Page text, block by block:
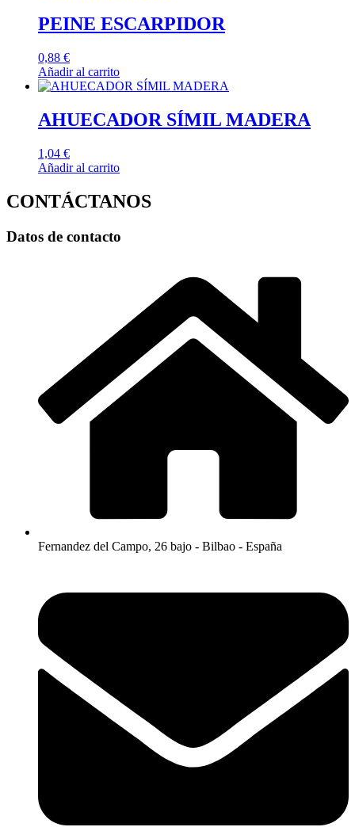
PEINE ESCARPIDOR
0,88 €
Añadir al carrito
AHUECADOR SÍMIL MADERA
1,04 €
Añadir al carrito
CONTÁCTANOS
Datos de contacto
Fernandez del Campo, 26 bajo - Bilbao - España